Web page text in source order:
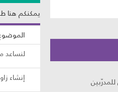
يمكنكم هنا
لنساعد
إنشاء